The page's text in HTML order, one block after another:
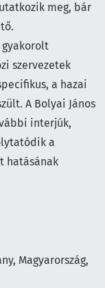
Magyarország
meg, bár
szervezetek
a hazai
A Bolyai János
interjúk,
a
hatásának